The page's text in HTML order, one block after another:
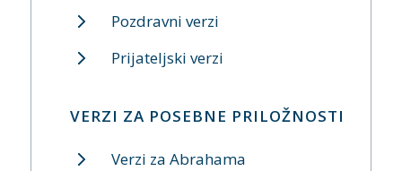
Pozdravni verzi
Prijateljski verzi
VERZI ZA POSEBNE PRILOŽNOSTI
Verzi za Abrahama